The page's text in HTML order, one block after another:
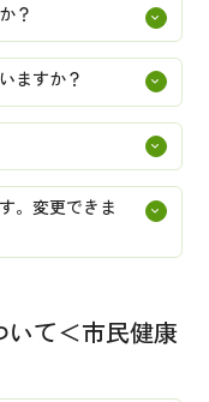
？
ますか？
。変更できま
て＜市民健康